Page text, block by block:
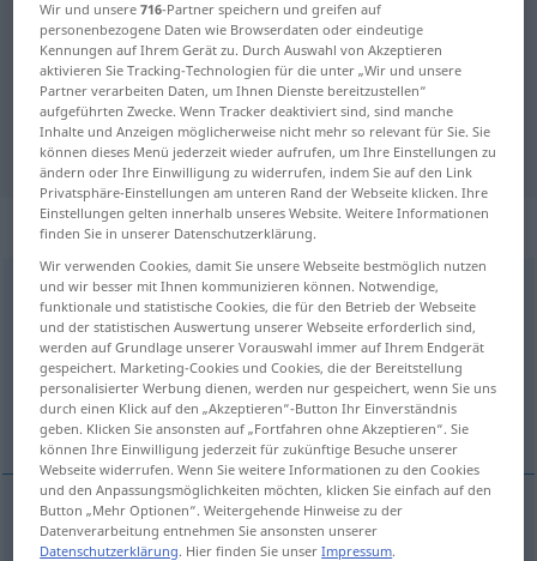
Rumänisch-Deutsch Wörterbuch tura
Rumänisch-Deutsch Übersetzung
für "tura"
"tura" Deutsch Übersetzung
„tura“: verb tranzitiv
turav/t
Übersicht aller Übersetzungen
(Für mehr Details die Übersetzung anklicken/antippen)
hochdrehen
hochdrehen tura
Wir und unsere716-Partner speichern und greifen auf
personenbezogene Daten wie Browserdaten oder eindeutige
Kennungen auf Ihrem Gerät zu. Durch Auswahl von Akzeptieren
aktivieren Sie Tracking-Technologien für die unter „Wir und unsere
Partner verarbeiten Daten, um Ihnen Dienste bereitzustellen“
aufgeführten Zwecke. Wenn Tracker deaktiviert sind, sind manche
Inhalte und Anzeigen möglicherweise nicht mehr so relevant für Sie. Sie
können dieses Menü jederzeit wieder aufrufen, um Ihre Einstellungen zu
ändern oder Ihre Einwilligung zu widerrufen, indem Sie auf den Link
Privatsphäre-Einstellungen am unteren Rand der Webseite klicken. Ihre
Einstellungen gelten innerhalb unseres Website. Weitere Informationen
finden Sie in unserer Datenschutzerklärung.
Wir verwenden Cookies, damit Sie unsere Webseite bestmöglich nutzen
und wir besser mit Ihnen kommunizieren können. Notwendige,
funktionale und statistische Cookies, die für den Betrieb der Webseite
und der statistischen Auswertung unserer Webseite erforderlich sind,
werden auf Grundlage unserer Vorauswahl immer auf Ihrem Endgerät
gespeichert. Marketing-Cookies und Cookies, die der Bereitstellung
personalisierter Werbung dienen, werden nur gespeichert, wenn Sie uns
durch einen Klick auf den „Akzeptieren“-Button Ihr Einverständnis
geben. Klicken Sie ansonsten auf „Fortfahren ohne Akzeptieren“. Sie
können Ihre Einwilligung jederzeit für zukünftige Besuche unserer
Webseite widerrufen. Wenn Sie weitere Informationen zu den Cookies
und den Anpassungsmöglichkeiten möchten, klicken Sie einfach auf den
Button „Mehr Optionen“. Weitergehende Hinweise zu der
Datenverarbeitung entnehmen Sie ansonsten unserer
Datenschutzerklärung. Hier finden Sie unserImpressum.